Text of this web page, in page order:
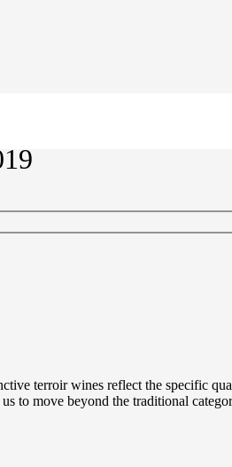
terroir wines reflect the specific
to move beyond the traditional